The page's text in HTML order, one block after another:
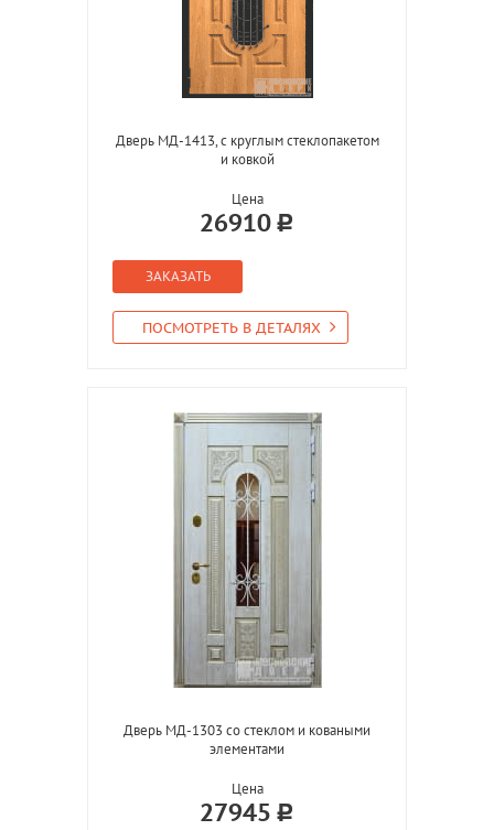
Дверь МД-1413, с круглым стеклопакетом
и ковкой
Цена
26910
ЗАКАЗАТЬ
ПОСМОТРЕТЬ В ДЕТАЛЯХ
Дверь МД-1303 со стеклом и коваными
элементами
Цена
27945